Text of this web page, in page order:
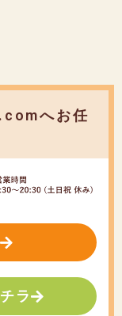
へお任
ラ